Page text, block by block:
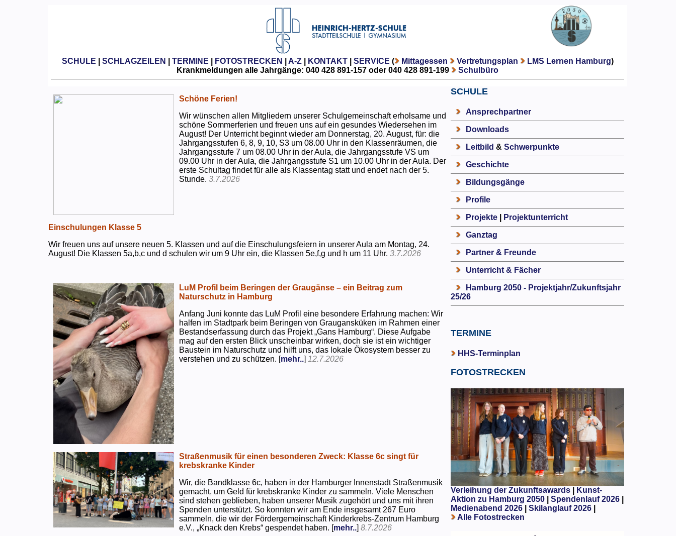
SCHULE SCHLAGZEILEN TERMINE FOTOSTRECKEN A-Z| KONTAKT| SERVICE ( Mittagessen Vertretungsplan LMS Lernen Hamburg)
Krankmeldungen alle Jahrgänge: 040 428 891-157 oder 040 428 891-199
Schulbüro
Schöne Ferien!
Wir wünschen allen Mitgliedern unserer Schulgemeinschaft erholsame und
schöne Sommerferien und freuen uns auf ein gesundes Wiedersehen im
August! Der Unterricht beginnt wieder am Donnerstag, 20. August, für: die
Jahrgangsstufen 6, 8, 9, 10, S3 um 08.00 Uhr in den Klassenräumen, die
Jahrgangsstufe 7 um 08.00 Uhr in der Aula, die Jahrgangsstufe VS um
09.00 Uhr in der Aula, die Jahrgangsstufe S1 um 10.00 Uhr in der Aula. Der
erste Schultag findet für alle als Klassentag statt und endet nach der 5.
Stunde.3.7.2026
Einschulungen Klasse 5
Wir freuen uns auf unsere neuen 5. Klassen und auf die Einschulungsfeiern in unserer Aula am Montag, 24.
August! Die Klassen 5a,b,c und d schulen wir um 9 Uhr ein, die Klassen 5e,f,g und h um 11 Uhr.3.7.2026
LuM Profil beim Beringen der Graugänse – ein Beitrag zum
Naturschutz in Hamburg
Anfang Juni konnte das LuM Profil eine besondere Erfahrung machen: Wir
halfen im Stadtpark beim Beringen von Graugansküken im Rahmen einer
Bestandserfassung durch das Projekt „Gans Hamburg“. Diese Aufgabe
mag auf den ersten Blick unscheinbar wirken, doch sie ist ein wichtiger
Baustein im Naturschutz und hilft uns, das lokale Ökosystem besser zu
verstehen und zu schützen. [mehr..] 12.7.2026
Straßenmusik für einen besonderen Zweck: Klasse 6c singt für
krebskranke Kinder
Wir, die Bandklasse 6c, haben in der Hamburger Innenstadt Straßenmusik
gemacht, um Geld für krebskranke Kinder zu sammeln. Viele Menschen
sind stehen geblieben, haben unserer Musik zugehört und uns mit ihren
Spenden unterstützt. So konnten wir am Ende insgesamt 267 Euro
sammeln, die wir der Fördergemeinschaft Kinderkrebs-Zentrum Hamburg
e.V., „Knack den Krebs“ gespendet haben. [mehr..]8.7.2026
SCHULE
Ansprechpartner
Downloads
Leitbild & Schwerpunkte
Geschichte
Bildungsgänge
Profile
Projekte| Projektunterricht
Ganztag
Partner & Freunde
Unterricht & Fächer
Hamburg 2050 - Projektjahr/Zukunftsjahr
25/26
TERMINE
HHS-Terminplan
FOTOSTRECKEN
Verleihung der Zukunftsawards|
Kunst-
Aktion zu Hamburg 2050
Spendenlauf 2026|
Medienabend 2026| Skilanglauf 2026|
Alle Fotostrecken